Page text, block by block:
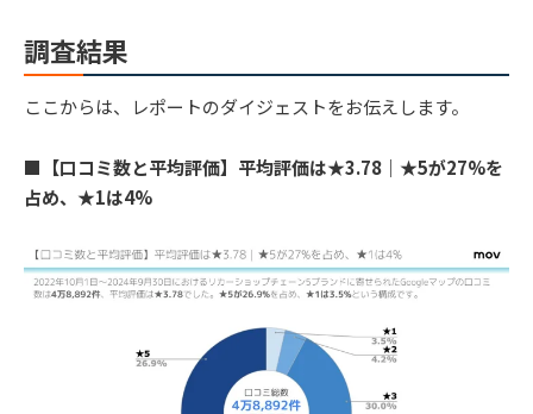
調査結果
ここからは、レポートのダイジェストをお伝えします。
■ 【口コミ数と平均評価】平均評価は★3.78｜★5が27%を
占め、★1は4%